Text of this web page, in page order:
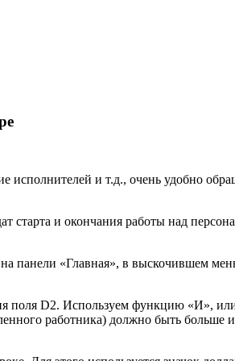
исполнителей и т.д., очень удобно
и окончания работы над
панели «Главная», в выскочившем
поля D2. Используем функцию «И»,
работника) должно быть больше